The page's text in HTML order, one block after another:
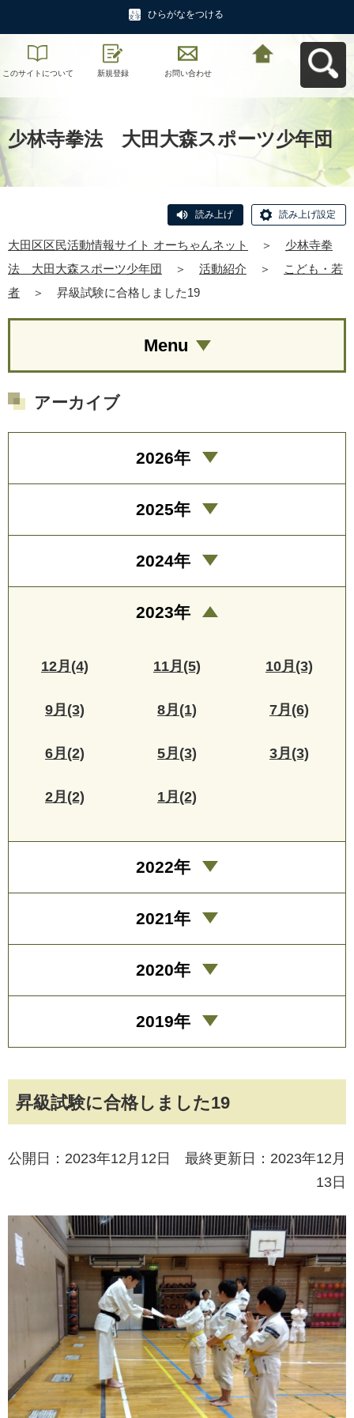
ひらがなをつける
このサイトについて 新規登録 お問い合わせ
少林寺拳法 大田大森スポーツ少年団
読み上げ 読み上げ設定
大田区区民活動情報サイト オーちゃんネット ＞
少林寺拳
法 大田大森スポーツ少年団
＞ 活動紹介 ＞
こども・若
者
＞ 昇級試験に合格しました19
昇級試験に合格しました19
公開日：2023年12月12日 最終更新日：2023年12月
13日
Menu
アーカイブ
2026年
2025年
2024年
2023年
12月(4) 11月(5) 10月(3)
9月(3) 8月(1) 7月(6)
6月(2) 5月(3) 3月(3)
2月(2) 1月(2)
2022年
2021年
2020年
2019年